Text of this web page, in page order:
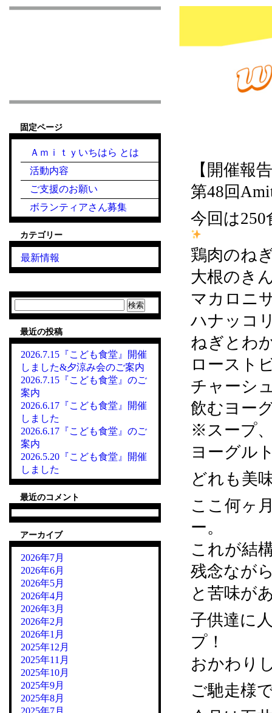
【開催報
第48回
今回は
鶏肉のね
大根のき
マカロニ
ハナッコ
ねぎとわ
ロースト
チャーシ
飲むヨー
※スープ
ヨーグル
どれも美
ここ何ヶ
ー。
これが結
残念なが
と苦味が
子供達に
プ！
おかわり
ご馳走様
固定ページ
Ａｍｉｔｙいちはら とは
活動内容
ご支援のお願い
ボランティアさん募集
カテゴリー
最新情報
索:
最近の投稿
2026.7.15『こども食堂』開催
しました&夕涼み会のご案内
2026.7.15『こども食堂』のご
案内
2026.6.17『こども食堂』開催
しました
2026.6.17『こども食堂』のご
案内
2026.5.20『こども食堂』開催
しました
最近のコメント
アーカイブ
2026年7月
2026年6月
2026年5月
2026年4月
2026年3月
2026年2月
2026年1月
2025年12月
2025年11月
2025年10月
2025年9月
2025年8月
2025年7月